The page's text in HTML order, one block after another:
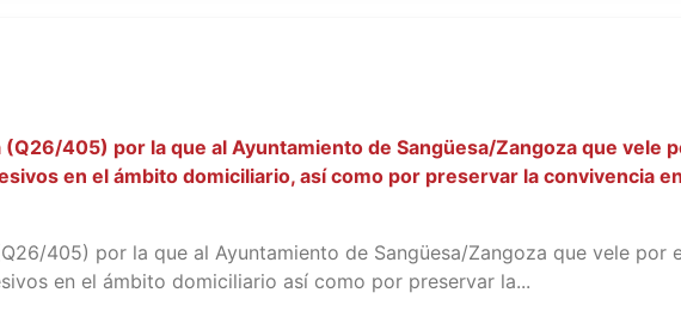
405) por la que al Ayuntamiento de Sangüesa/Zangoza que vele
en el ámbito domiciliario, así como por preservar la convivencia
405) por la que al Ayuntamiento de Sangüesa/Zangoza que vele por
en el ámbito domiciliario así como por preservar la...